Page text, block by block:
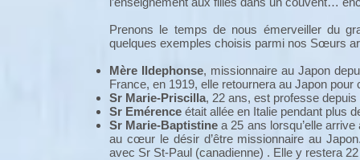
Prenons le temps de nous émerveiller du
quelques exemples choisis parmi nos Sœurs
Mère Ildephonse, missionnaire au Japon
France, en 1919, elle retournera au Japon pour
Sr Marie-Priscilla, 22 ans, est professe
Sr Emérence était allée en Italie pendant plus
Sr Marie-Baptistine a 25 ans lorsqu’elle
au cœur le désir d’être missionnaire au
avec Sr St-Paul (canadienne) . Elle y restera